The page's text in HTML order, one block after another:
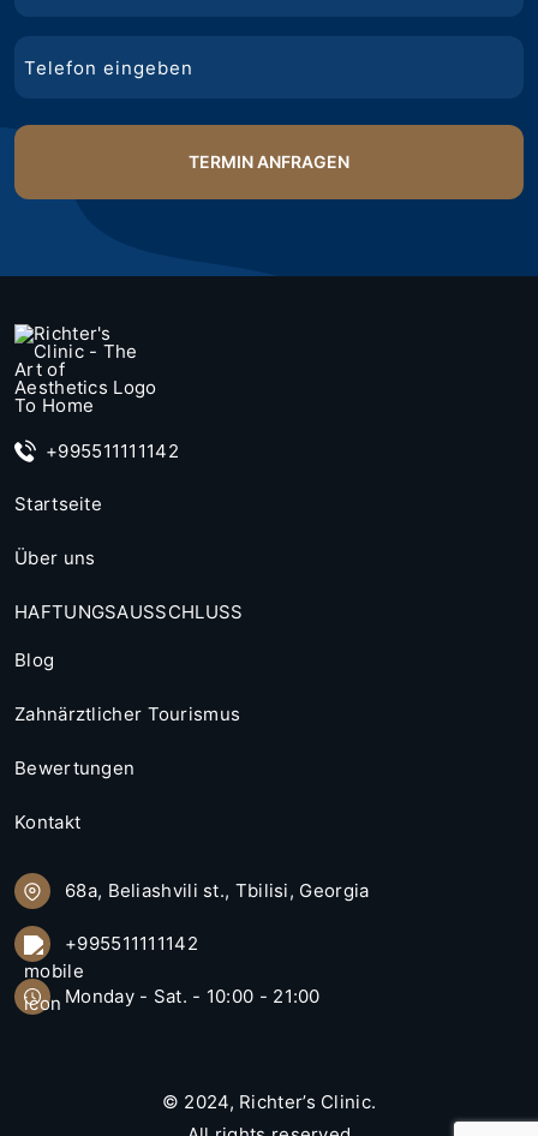
+995511111142
Startseite
Über uns
HAFTUNGSAUSSCHLUSS
Blog
Zahnärztlicher Tourismus
Bewertungen
Kontakt
68a, Beliashvili st., Tbilisi, Georgia
+995511111142
Monday - Sat. - 10:00 - 21:00
© 2024, Richter’s Clinic.